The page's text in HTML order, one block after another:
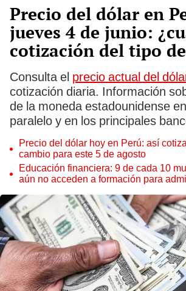
Precio del dólar en
jueves 4 de junio:
cotización del tipo
Consulta el precio actual del
cotización diaria. Información
de la moneda estadounidense
paralelo y en los principales
Precio del dólar hoy en Perú: así
cambio para este 5 de agosto
Educación financiera: 9 de cada 10
aún no acceden a formación para